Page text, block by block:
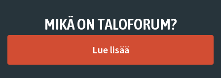
MIKÄ ON TALOFORUM?
Lue lisää